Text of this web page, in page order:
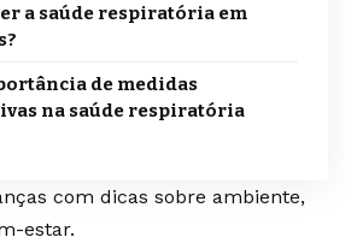
a saúde respiratória em
de medidas
na saúde respiratória
com dicas sobre ambiente,
estar.